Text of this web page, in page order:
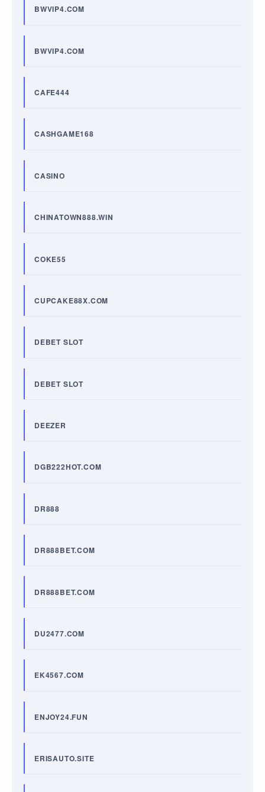
BWVIP4.COM
BWVIP4.COM
CAFE444
CASHGAME168
CASINO
CHINATOWN888.WIN
COKE55
CUPCAKE88X.COM
DEBET SLOT
DEBET SLOT
DEEZER
DGB222HOT.COM
DR888
DR888BET.COM
DR888BET.COM
DU2477.COM
EK4567.COM
ENJOY24.FUN
ERISAUTO.SITE